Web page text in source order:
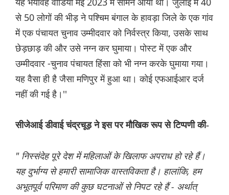
से 50 लोगों की भीड़ ने पश्चिम बंगाल के हावड़ा जिले के एक गांव
में एक पंचायत चुनाव उम्मीदवार को निर्वस्त्र किया, उसके साथ
छेड़छाड़ की और उसे नग्न कर घुमाया। पोस्ट में एक और
उम्मीदवार -चुनाव पंचायत हिंसा को भी नग्न करके घुमाया गया।
यह वैसा ही है जैसा मणिपुर में हुआ था। कोई एफआईआर दर्ज
नहीं की गई है।''
सीजेआई डीवाई चंद्रचूड़ ने इस पर मौखिक रूप से टिप्पणी की-
" निस्संदेह पूरे देश में महिलाओं के खिलाफ अपराध हो रहे हैं।
यह दुर्भाग्य से हमारी सामाजिक वास्तविकता है। हालांकि, हम
अभूतपूर्व परिमाण की कुछ घटनाओं से निपट रहे हैं - अर्थात्